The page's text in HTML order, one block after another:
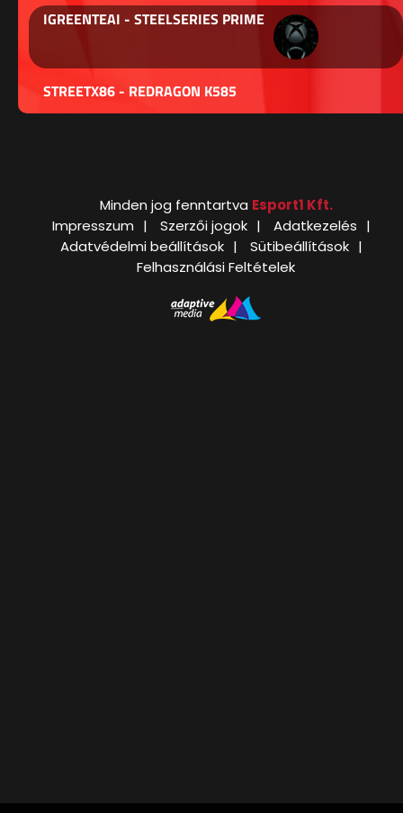
IGREENTEAI - STEELSERIES PRIME
STREETX86 - REDRAGON K585
Minden jog fenntartva Esport1 Kft.
Impresszum
Szerzői jogok
Adatkezelés
Adatvédelmi beállítások
Sütibeállítások
Felhasználási Feltételek